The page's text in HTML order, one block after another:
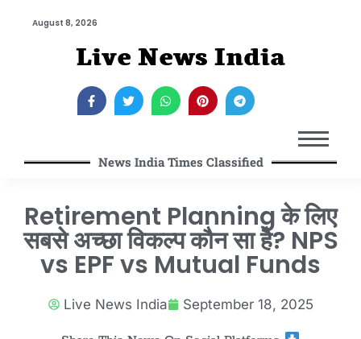
August 8, 2026
Live News India
News India Times Classified
Retirement Planning के लिए
सबसे अच्छा विकल्प कौन सा है? NPS
vs EPF vs Mutual Funds
Live News India September 18, 2025